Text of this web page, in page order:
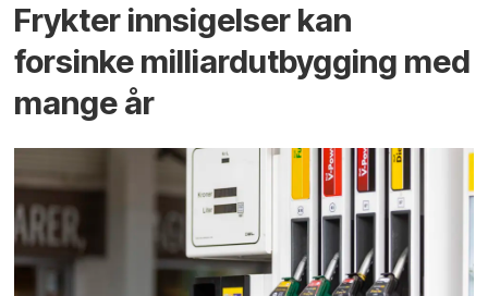
Frykter innsigelser kan
forsinke milliard­utbygging med
mange år